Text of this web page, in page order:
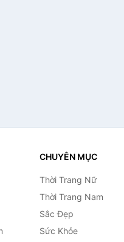
CHUYÊN MỤC
Thời Trang Nữ
Thời Trang Nam
Sắc Đẹp
Sức Khỏe